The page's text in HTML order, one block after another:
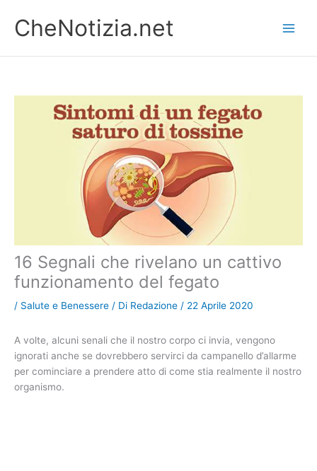
contenuto
CheNotizia.net
16 Segnali che rivelano un cattivo
funzionamento del fegato
/ Salute e Benessere / Di Redazione / 22 Aprile 2020
A volte, alcuni senali che il nostro corpo ci invia, vengono
ignorati anche se dovrebbero servirci da campanello d’allarme
per cominciare a prendere atto di come stia realmente il nostro
organismo.